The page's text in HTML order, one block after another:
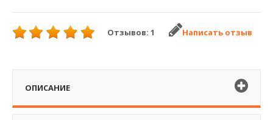
Отзывов: 1 Написать отзыв
ОПИСАНИЕ